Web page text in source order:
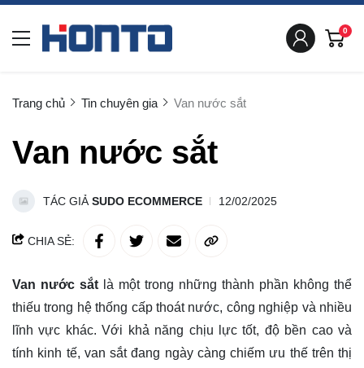
0
Trang chủ Tin chuyên gia Van nước sắt
Van nước sắt
TÁC GIẢ SUDO ECOMMERCE 12/02/2025
CHIA SẺ:
Van nước sắt là một trong những thành phần không thể
thiếu trong hệ thống cấp thoát nước, công nghiệp và nhiều
lĩnh vực khác. Với khả năng chịu lực tốt, độ bền cao và
tính kinh tế, van sắt đang ngày càng chiếm ưu thế trên thị